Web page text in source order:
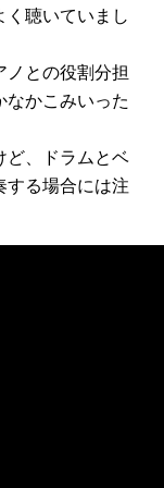
く聴いていまし
ノとの役割分担
なかこみいった
ど、ドラムとベ
する場合には注